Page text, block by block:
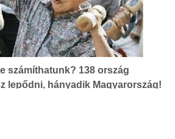
számíthatunk? 138 ország
lepődni, hányadik Magyarország!